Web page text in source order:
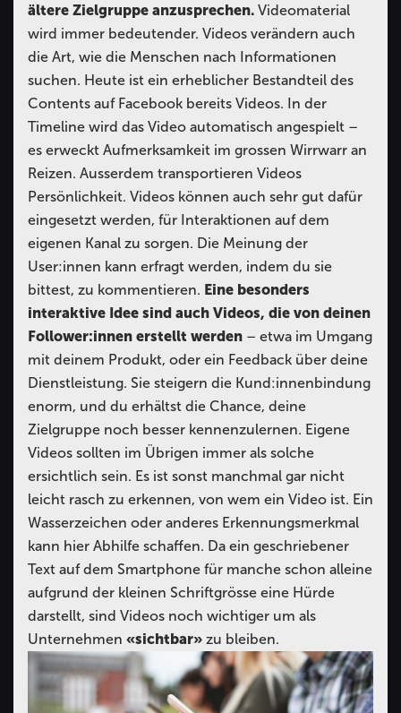
ältere Zielgruppe anzusprechen. Videomaterial
wird immer bedeutender. Videos verändern auch
die Art, wie die Menschen nach Informationen
suchen. Heute ist ein erheblicher Bestandteil des
Contents auf Facebook bereits Videos. In der
Timeline wird das Video automatisch angespielt –
es erweckt Aufmerksamkeit im grossen Wirrwarr an
Reizen. Ausserdem transportieren Videos
Persönlichkeit. Videos können auch sehr gut dafür
eingesetzt werden, für Interaktionen auf dem
eigenen Kanal zu sorgen. Die Meinung der
User:innen kann erfragt werden, indem du sie
bittest, zu kommentieren. Eine besonders
interaktive Idee sind auch Videos, die von deinen
Follower:innen erstellt werden – etwa im Umgang
mit deinem Produkt, oder ein Feedback über deine
Dienstleistung. Sie steigern die Kund:innenbindung
enorm, und du erhältst die Chance, deine
Zielgruppe noch besser kennenzulernen. Eigene
Videos sollten im Übrigen immer als solche
ersichtlich sein. Es ist sonst manchmal gar nicht
leicht rasch zu erkennen, von wem ein Video ist. Ein
Wasserzeichen oder anderes Erkennungsmerkmal
kann hier Abhilfe schaffen. Da ein geschriebener
Text auf dem Smartphone für manche schon alleine
aufgrund der kleinen Schriftgrösse eine Hürde
darstellt, sind Videos noch wichtiger um als
Unternehmen «sichtbar» zu bleiben.